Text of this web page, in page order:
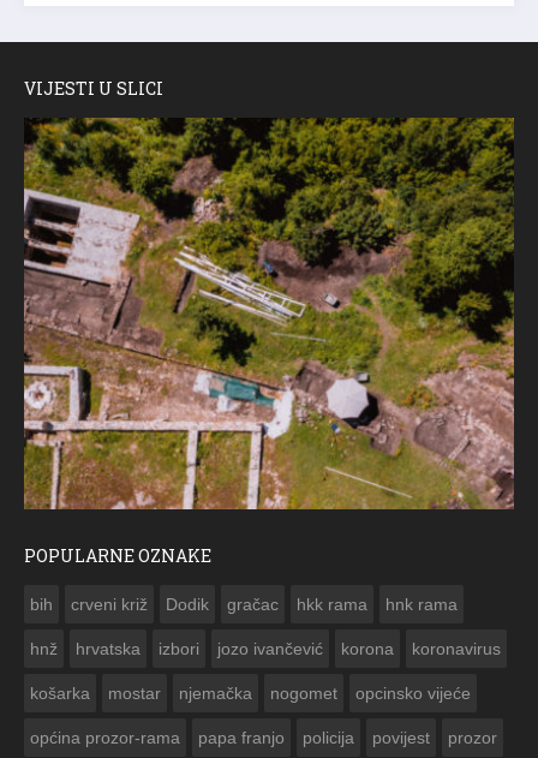
VIJESTI U SLICI
POPULARNE OZNAKE
bih crveni križ Dodik gračac hkk rama hnk rama
hnž hrvatska izbori jozo ivančević korona koronavirus
košarka mostar njemačka nogomet opcinsko vijeće
općina prozor-rama papa franjo policija povijest prozor